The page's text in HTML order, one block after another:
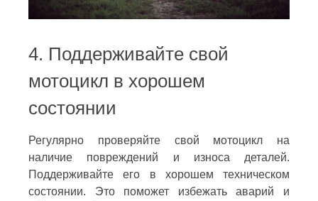
4. Поддерживайте свой
мотоцикл в хорошем
состоянии
Регулярно проверяйте свой мотоцикл на
наличие повреждений и износа деталей.
Поддерживайте его в хорошем техническом
состоянии. Это поможет избежать аварий и